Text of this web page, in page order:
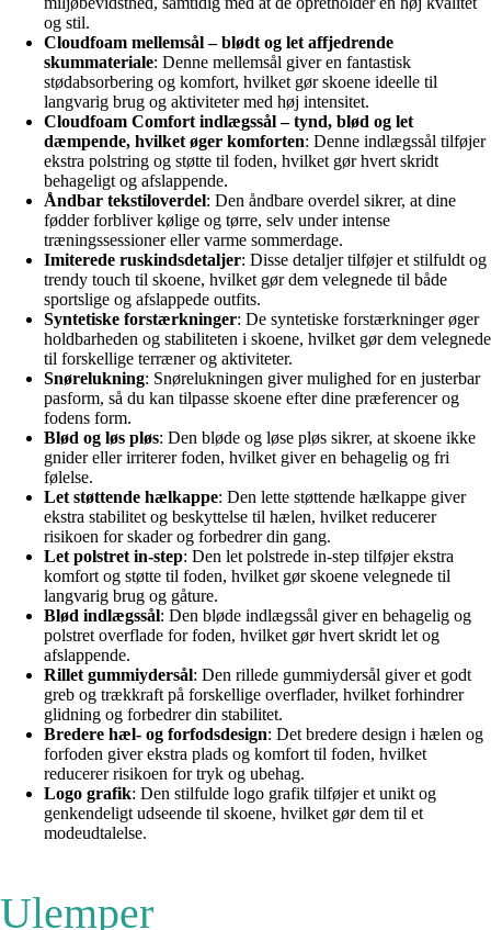
og stil.
Cloudfoam mellemsål – blødt og let affjedrende
skummateriale: Denne mellemsål giver en fantastisk
stødabsorbering og komfort, hvilket gør skoene ideelle til
langvarig brug og aktiviteter med høj intensitet.
Cloudfoam Comfort indlægssål – tynd, blød og let
dæmpende, hvilket øger komforten: Denne indlægssål tilføjer
ekstra polstring og støtte til foden, hvilket gør hvert skridt
behageligt og afslappende.
Åndbar tekstiloverdel: Den åndbare overdel sikrer, at dine
fødder forbliver kølige og tørre, selv under intense
træningssessioner eller varme sommerdage.
Imiterede ruskindsdetaljer: Disse detaljer tilføjer et stilfuldt og
trendy touch til skoene, hvilket gør dem velegnede til både
sportslige og afslappede outfits.
Syntetiske forstærkninger: De syntetiske forstærkninger øger
holdbarheden og stabiliteten i skoene, hvilket gør dem velegnede
til forskellige terræner og aktiviteter.
Snørelukning: Snørelukningen giver mulighed for en justerbar
pasform, så du kan tilpasse skoene efter dine præferencer og
fodens form.
Blød og løs pløs: Den bløde og løse pløs sikrer, at skoene ikke
gnider eller irriterer foden, hvilket giver en behagelig og fri
følelse.
Let støttende hælkappe: Den lette støttende hælkappe giver
ekstra stabilitet og beskyttelse til hælen, hvilket reducerer
risikoen for skader og forbedrer din gang.
Let polstret in-step: Den let polstrede in-step tilføjer ekstra
komfort og støtte til foden, hvilket gør skoene velegnede til
langvarig brug og gåture.
Blød indlægssål: Den bløde indlægssål giver en behagelig og
polstret overflade for foden, hvilket gør hvert skridt let og
afslappende.
Rillet gummiydersål: Den rillede gummiydersål giver et godt
greb og trækkraft på forskellige overflader, hvilket forhindrer
glidning og forbedrer din stabilitet.
Bredere hæl- og forfodsdesign: Det bredere design i hælen og
forfoden giver ekstra plads og komfort til foden, hvilket
reducerer risikoen for tryk og ubehag.
Logo grafik: Den stilfulde logo grafik tilføjer et unikt og
genkendeligt udseende til skoene, hvilket gør dem til et
modeudtalelse.
Ulemper